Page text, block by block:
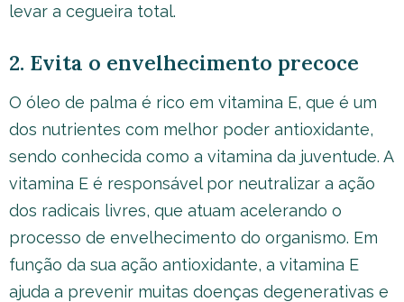
levar a cegueira total.
2. Evita o envelhecimento precoce
O óleo de palma é rico em vitamina E, que é um
dos nutrientes com melhor poder antioxidante,
sendo conhecida como a vitamina da juventude. A
vitamina E é responsável por neutralizar a ação
dos radicais livres, que atuam acelerando o
processo de envelhecimento do organismo. Em
função da sua ação antioxidante, a vitamina E
ajuda a prevenir muitas doenças degenerativas e